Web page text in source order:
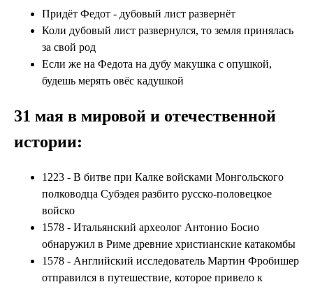
Придёт Федот - дубовый лист развернёт
Коли дубовый лист развернулся, то земля принялась
за свой род
Если же на Федота на дубу макушка с опушкой,
будешь мерять овёс кадушкой
31 мая в мировой и отечественной
истории:
1223 - В битве при Калке войсками Монгольского
полководца Субэдея разбито русско-половецкое
войско
1578 - Итальянский археолог Антонио Босио
обнаружил в Риме древние христианские катакомбы
1578 - Английский исследователь Мартин Фробишер
отправился в путешествие, которое привело к